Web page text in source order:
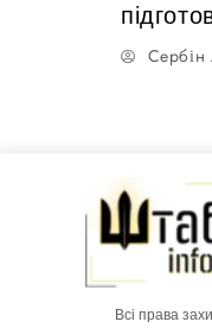
Сербін
Всі права